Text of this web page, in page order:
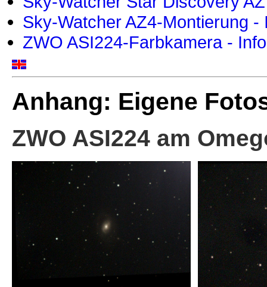
Sky-Watcher AZ4-Montierung -
ZWO ASI224-Farbkamera -
Anhang: Eigene
ZWO ASI224 am